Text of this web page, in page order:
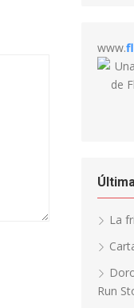
www.
La
Run